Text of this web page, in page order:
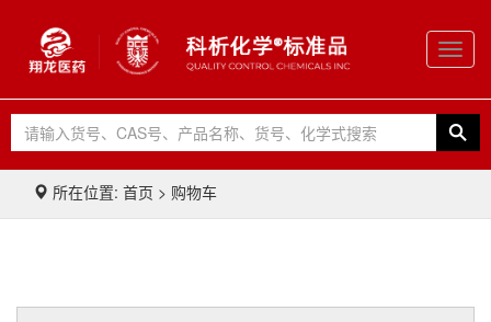
所在位置: 首页 > 购物车